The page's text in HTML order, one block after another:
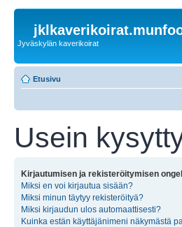
Jyväskylän kaverikoirat
Etusivu
Usein
Kirjautumisen ja rekisteröitymisen
Miksi en voi kirjautua sisään?
Miksi minun täytyy rekisteröityä?
Miksi kirjaudun ulos automaattisesti?
Kuinka estän käyttäjänimeni näkymästä